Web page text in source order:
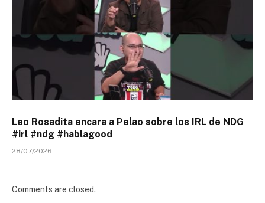
Leo Rosadita encara a Pelao sobre los IRL de NDG
#irl #ndg #hablagood
28/07/2026
Comments are closed.